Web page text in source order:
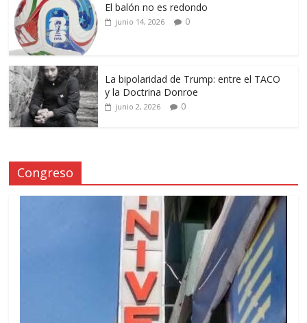
El balón no es redondo
junio 14, 2026 0
La bipolaridad de Trump: entre el TACO
y la Doctrina Donroe
junio 2, 2026 0
Congreso